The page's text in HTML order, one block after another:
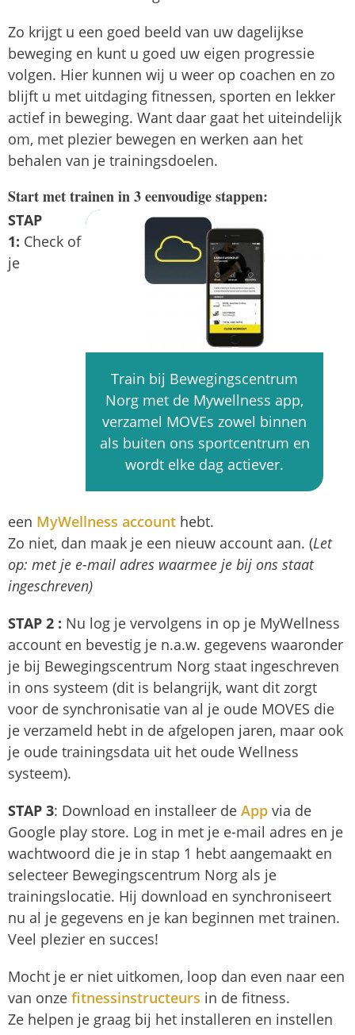
Zo krijgt u een goed beeld van uw dagelijkse
beweging en kunt u goed uw eigen progressie
volgen. Hier kunnen wij u weer op coachen en zo
blijft u met uitdaging fitnessen, sporten en lekker
actief in beweging. Want daar gaat het uiteindelijk
om, met plezier bewegen en werken aan het
behalen van je trainingsdoelen.
Start met trainen in 3 eenvoudige stappen:
Train bij Bewegingscentrum
Norg met de Mywellness app,
verzamel MOVEs zowel binnen
als buiten ons sportcentrum en
wordt elke dag actiever.
STAP
1: Check of
je
een MyWellness account hebt.
Zo niet, dan maak je een nieuw account aan. (Let
op: met je e-mail adres waarmee je bij ons staat
ingeschreven)
STAP 2 : Nu log je vervolgens in op je MyWellness
account en bevestig je n.a.w. gegevens waaronder
je bij Bewegingscentrum Norg staat ingeschreven
in ons systeem (dit is belangrijk, want dit zorgt
voor de synchronisatie van al je oude MOVES die
je verzameld hebt in de afgelopen jaren, maar ook
je oude trainingsdata uit het oude Wellness
systeem).
STAP 3: Download en installeer de App via de
Google play store. Log in met je e-mail adres en je
wachtwoord die je in stap 1 hebt aangemaakt en
selecteer Bewegingscentrum Norg als je
trainingslocatie. Hij download en synchroniseert
nu al je gegevens en je kan beginnen met trainen.
Veel plezier en succes!
Mocht je er niet uitkomen, loop dan even naar een
van onze fitnessinstructeurs in de fitness.
Ze helpen je graag bij het installeren en instellen